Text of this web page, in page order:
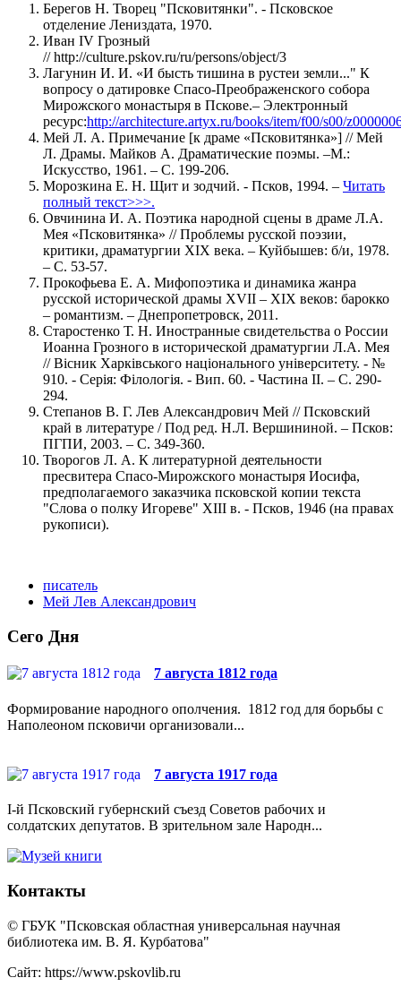
Берегов Н. Творец "Псковитянки". - Псковское
отделение Лениздата, 1970.
Иван IV Грозный
// http://culture.pskov.ru/ru/persons/object/3
Лагунин И. И. «И бысть тишина в рустеи земли..." К
вопросу о датировке Спасо-Преображенского собора
Мирожского монастыря в Пскове.– Электронный
ресурс:http://architecture.artyx.ru/books/item/f00/s00/
Мей Л. А. Примечание [к драме «Псковитянка»] // Мей
Л. Драмы. Майков А. Драматические поэмы. –М.:
Искусство, 1961. – С. 199-206.
Морозкина Е. Н. Щит и зодчий. - Псков, 1994. – Читать
полный текст>>>.
Овчинина И. А. Поэтика народной сцены в драме Л.А.
Мея «Псковитянка» // Проблемы русской поэзии,
критики, драматургии XIX века. – Куйбышев: б/и, 1978.
– С. 53-57.
Прокофьева Е. А. Мифопоэтика и динамика жанра
русской исторической драмы XVII – XIX веков: барокко
– романтизм. – Днепропетровск, 2011.
Старостенко Т. Н. Иностранные свидетельства о России
Иоанна Грозного в исторической драматургии Л.А. Мея
// Вісник Харківського національного університету. - №
910. - Серія: Філологія. - Вип. 60. - Частина ІI. – С. 290-
294.
Степанов В. Г. Лев Александрович Мей // Псковский
край в литературе / Под ред. Н.Л. Вершининой. – Псков:
ПГПИ, 2003. – С. 349-360.
Творогов Л. А. К литературной деятельности
пресвитера Спасо-Мирожского монастыря Иосифа,
предполагаемого заказчика псковской копии текста
"Слова о полку Игореве" XIII в. - Псков, 1946 (на правах
рукописи).
писатель
Мей Лев Александрович
Сего Дня
7 августа 1812 года
Формирование народного ополчения. 1812 год для борьбы с
Наполеоном псковичи организовали...
7 августа 1917 года
I-й Псковский губернский съезд Советов рабочих и
солдатских депутатов. В зрительном зале Народн...
Контакты
© ГБУК "Псковская областная универсальная научная
библиотека им. В. Я. Курбатова"
Сайт: https://www.pskovlib.ru